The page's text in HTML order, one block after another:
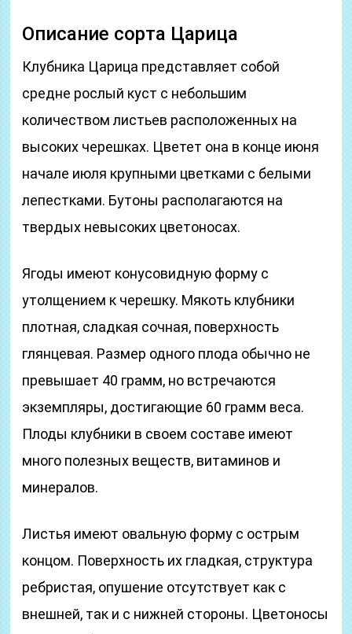
Описание сорта Царица
Клубника Царица представляет собой
средне рослый куст с небольшим
количеством листьев расположенных на
высоких черешках. Цветет она в конце июня
начале июля крупными цветками с белыми
лепестками. Бутоны располагаются на
твердых невысоких цветоносах.
Ягоды имеют конусовидную форму с
утолщением к черешку. Мякоть клубники
плотная, сладкая сочная, поверхность
глянцевая. Размер одного плода обычно не
превышает 40 грамм, но встречаются
экземпляры, достигающие 60 грамм веса.
Плоды клубники в своем составе имеют
много полезных веществ, витаминов и
минералов.
Листья имеют овальную форму с острым
концом. Поверхность их гладкая, структура
ребристая, опушение отсутствует как с
внешней, так и с нижней стороны. Цветоносы